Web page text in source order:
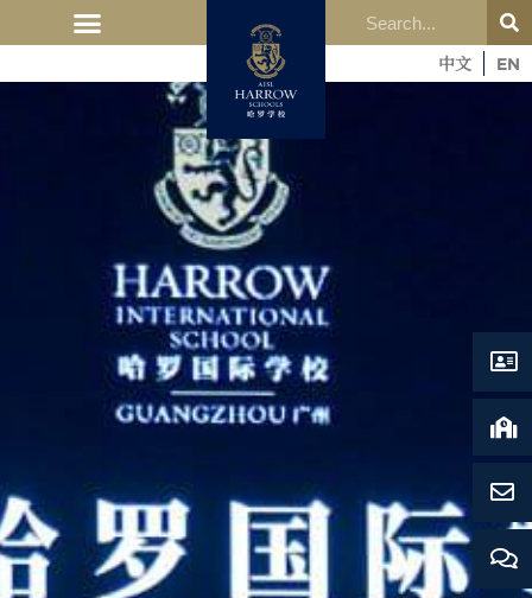
中文 EN